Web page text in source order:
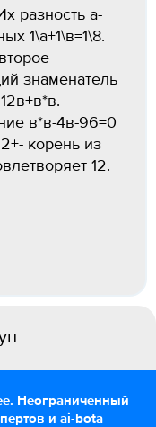
разность а-
1\а+1\в=1\8.
знаменатель
в*в-4в-96=0
корень из
12.
Неограниченный
и ai-bota